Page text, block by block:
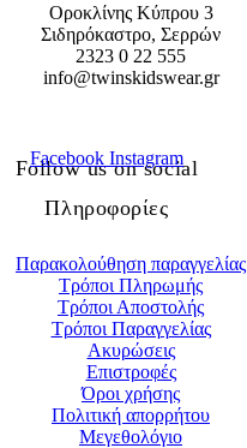
Οροκλίνης Κύπρου 3
Σιδηρόκαστρο, Σερρών
2323 0 22 555
info@twinskidswear.gr
Follow us on social
Facebook Instagram
Πληροφορίες
Παρακολούθηση παραγγελίας
Τρόποι Πληρωμής
Τρόποι Αποστολής
Τρόποι Παραγγελίας
Ακυρώσεις
Επιστροφές
Όροι χρήσης
Πολιτική απορρήτου
Μεγεθολόγιο